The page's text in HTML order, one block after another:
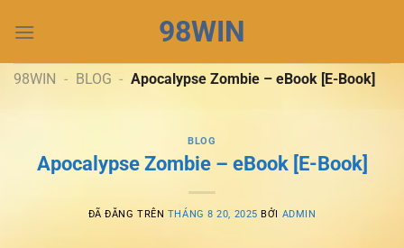
đến
dung
98WIN
98WIN - BLOG - Apocalypse Zombie – eBook [E-Book]
BLOG
Apocalypse Zombie – eBook [E-Book]
ĐÃ ĐĂNG TRÊN THÁNG 8 20, 2025 BỞI ADMIN